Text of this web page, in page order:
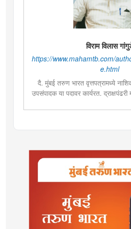
विराम विलास
https://www.mahamtb.com/
e.html
दै. मुंबई तरुण भारत वृत्तपत्रामध्ये
उपसंपादक या पदावर कार्यरत.
तेथेच बी. कॉम. ही पदवी, तर